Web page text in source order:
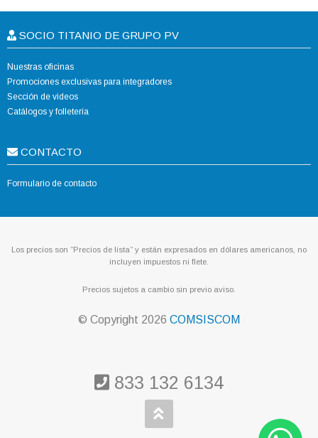
SOCIO TITANIO DE GRUPO PV
Nuestras oficinas
Promociones exclusivas para integradores
Sección de videos
Catálogos y folletería
CONTACTO
Formulario de contacto
Los precios son “Precios de lista” y están expresados en dólares americanos, no
incluyen impuestos ni flete.
Precios sujetos a cambio sin previo aviso.
© Copyright 2026 COMSISCOM
833 132 6134